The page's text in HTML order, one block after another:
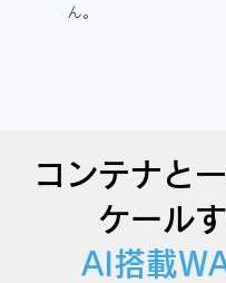
ん。
コンテナと
ケール
AI搭載